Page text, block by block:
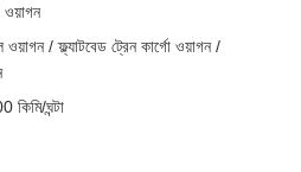
ওয়াগন
ওয়াগন / ফ্ল্যাটবেড ট্রেন কার্গো ওয়াগন /
কিমি/ঘন্টা